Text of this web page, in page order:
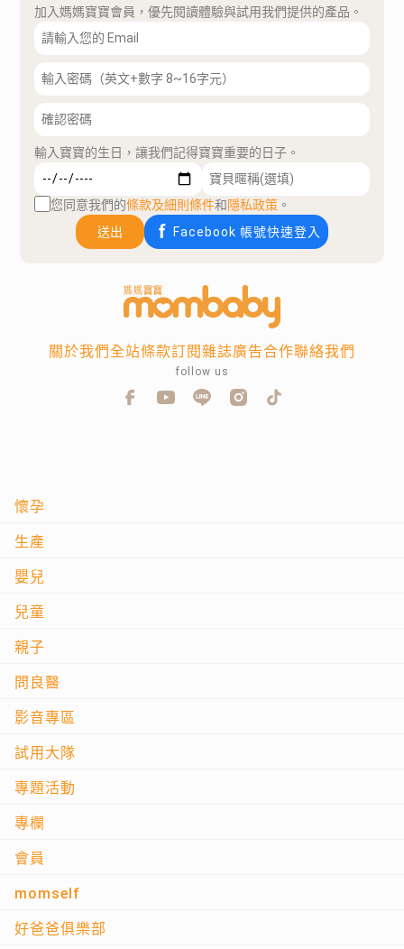
加入媽媽寶寶會員，優先閱讀體驗與試用我們提供的產品。
輸入寶寶的生日，讓我們記得寶寶重要的日子。
您同意我們的條款及細則條件和隱私政策 。
送出
Facebook 帳號快速登入
懷孕
生產
嬰兒
兒童
親子
問良醫
影音專區
試用大隊
專題活動
專欄
會員
momself
好爸爸俱樂部
關於我們全站條款訂閱雜誌廣告合作聯絡我們
follow us